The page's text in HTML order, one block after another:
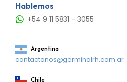
Hablemos
+54 9 11 5831 - 3055
Argentina
contactanos@germinalrh.com.ar
Chile